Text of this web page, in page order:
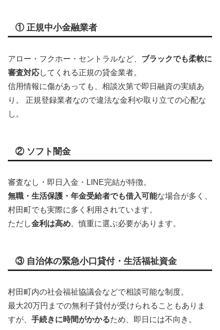
① 正規中小金融業者
アロー・フクホー・セントラルなど、 ブラックでも柔軟に
審査対応してくれる正規の貸金業者。
信用情報に傷があっても、相談次第で即日融資の実績あ
り。 正規登録業者なので違法な金利や取り立ての心配な
し。
② ソフト闇金
審査なし・即日入金・LINE完結が特徴。
無職・生活保護・年金受給者でも借入可能な場合が多く、
村田町でも実際に多く利用されています。
ただし金利は高め。慎重に選ぶ必要があります。
③ 自治体の緊急小口貸付・生活福祉資金
村田町内の社会福祉協議会などで相談可能な制度。
最大20万円までの無利子貸付が受けられることもありま
すが、 手続きに時間がかかるため、即日には不向き。